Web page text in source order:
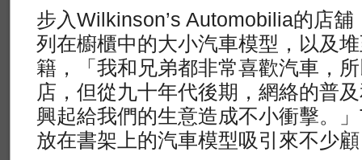
步入Wilkinson’s Automobilia的店
列在櫥櫃中的大小汽車模型，以及
籍，「我和兄弟都非常喜歡汽車，
店，但從九十年代後期，網絡的普
興起給我們的生意造成不小衝擊。
放在書架上的汽車模型吸引來不少